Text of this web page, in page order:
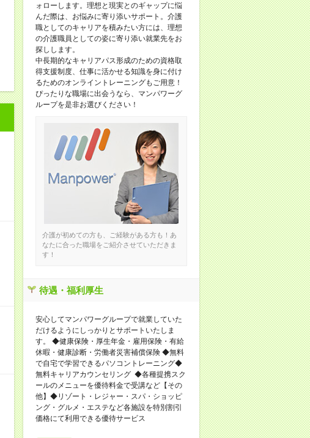
ォローします。理想と現実とのギャップに悩
んだ際は、お悩みに寄り添いサポート。介護
職としてのキャリアを積みたい方には、理想
の介護職員としての姿に寄り添い就業先をお
探しします。
中長期的なキャリアパス形成のための資格取
得支援制度、仕事に活かせる知識を身に付け
るためのオンライントレーニングもご用意！
ぴったりな職場に出会うなら、マンパワーグ
ループを是非お選びください！
介護が初めての方も、ご経験がある方も！あ
なたに合った職場をご紹介させていただきま
す！
待遇・福利厚生
安心してマンパワーグループで就業していた
だけるようにしっかりとサポートいたしま
す。 ◆健康保険・厚生年金・雇用保険・有給
休暇・健康診断・労働者災害補償保険 ◆無料
で自宅で学習できるパソコントレーニング◆
無料キャリアカウンセリング ◆各種提携スク
ールのメニューを優待料金で受講など【その
他】◆リゾート・レジャー・スパ・ショッピ
ング・グルメ・エステなど各施設を特別割引
価格にて利用できる優待サービス